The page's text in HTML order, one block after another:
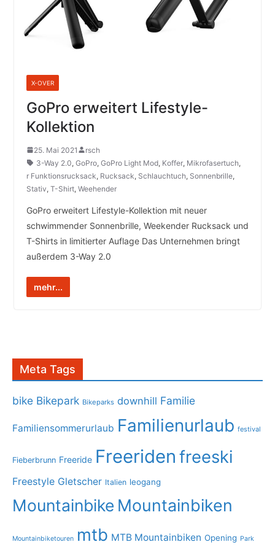
X-OVER
GoPro erweitert Lifestyle-
Kollektion
25. Mai 2021
rsch
3-Way 2.0, GoPro, GoPro Light Mod, Koffer, Mikrofasertuch,
r Funktionsrucksack, Rucksack, Schlauchtuch, Sonnenbrille,
Stativ, T-Shirt, Weehender
GoPro erweitert Lifestyle-Kollektion mit neuer
schwimmender Sonnenbrille, Weekender Rucksack und
T-Shirts in limitierter Auflage Das Unternehmen bringt
außerdem 3-Way 2.0
mehr...
Meta Tags
bike Bikepark Bikeparks downhill Familie
Familiensommerurlaub Familienurlaub festival
Fieberbrunn Freeride Freeriden freeski
Freestyle Gletscher Italien leogang
Mountainbike Mountainbiken
Mountainbiketouren mtb MTB Mountainbiken Opening Park